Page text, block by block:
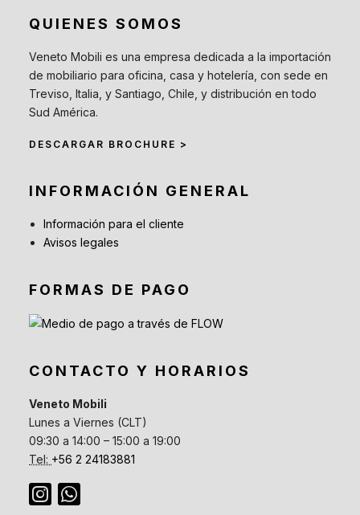
QUIENES SOMOS
Veneto Mobili es una empresa dedicada a la importación
de mobiliario para oficina, casa y hotelería, con sede en
Treviso, Italia, y Santiago, Chile, y distribución en todo
Sud América.
DESCARGAR BROCHURE >
INFORMACIÓN GENERAL
Información para el cliente
Avisos legales
FORMAS DE PAGO
CONTACTO Y HORARIOS
Veneto Mobili
Lunes a Viernes (CLT)
09:30 a 14:00 – 15:00 a 19:00
Tel: +56 2 24183881